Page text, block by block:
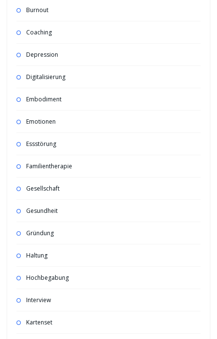
Burnout
Coaching
Depression
Digitalisierung
Embodiment
Emotionen
Essstörung
Familientherapie
Gesellschaft
Gesundheit
Gründung
Haltung
Hochbegabung
Interview
Kartenset